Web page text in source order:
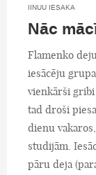
IINUU IESAKA
Nāc
Flamenko
iesācēju
vienkārši
tad droši
dienu
studijām.
pāru deja